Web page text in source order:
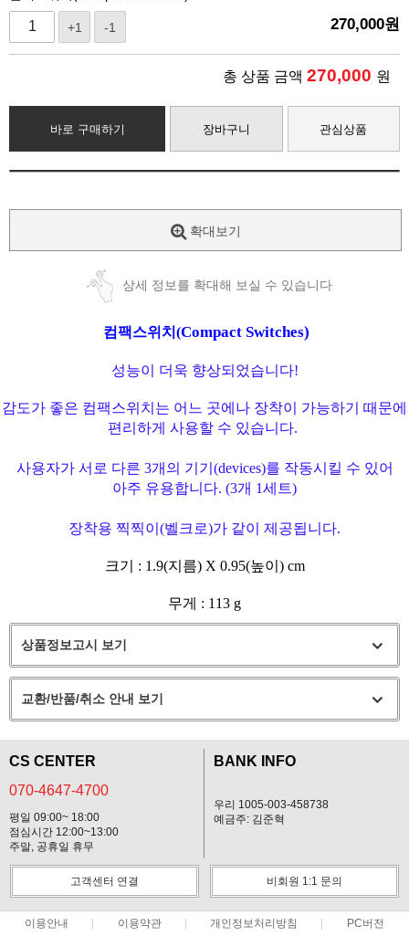
+1 -1 270,000원
총 상품 금액 270,000 원
바로 구매하기 장바구니 관심상품
확대보기
상세 정보를 확대해 보실 수 있습니다
컴팩스위치 (Compact Switches)
성능이 더욱 향상되었습니다!
감도가 좋은 컴팩스위치는 어느 곳에나 장착이 가능하기 때문에
편리하게 사용할 수 있습니다.
사용자가 서로 다른 3개의 기기 (devices)를 작동시킬 수 있어
아주 유용합니다. (3개 1세트)
장착용 찍찍이 (벨크로)가 같이 제공됩니다.
크기 : 1.9(지름) X 0.95(높이 ) cm
무게 : 113 g
상품정보고시 보기
교환/반품/취소 안내 보기
CS CENTER
070-4647-4700
평일 09:00~ 18:00
점심시간 12:00~13:00
주말, 공휴일 휴무
BANK INFO
우리 1005-003-458738
예금주: 김준혁
고객센터 연결 비회원 1:1 문의
이용안내 이용약관 개인정보처리방침 PC버전